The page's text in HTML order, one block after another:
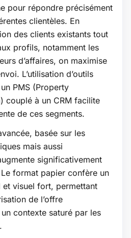
pour répondre précisément
clientèles. En
des clients existants tout
profils, notamment les
d’affaires, on maximise
L’utilisation d’outils
PMS (Property
couplé à un CRM facilite
de ces segments.
basée sur les
mais aussi
significativement
format papier confère un
et visuel fort, permettant
de l’offre
contexte saturé par les